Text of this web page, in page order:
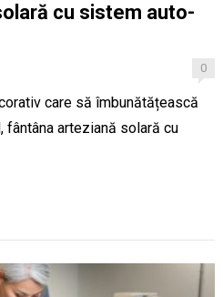
cu sistem auto-
0
care să îmbunătățească
arteziană solară cu